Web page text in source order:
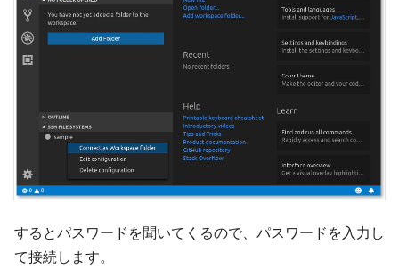
するとパスワードを聞いてくるので、パスワードを入力し
て接続します。